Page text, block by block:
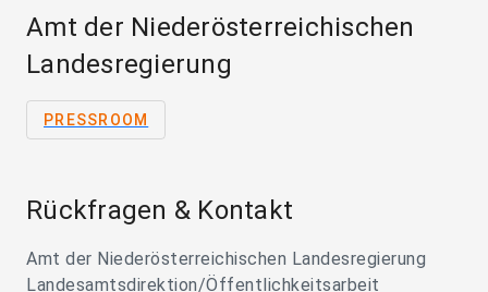
Amt der Niederösterreichischen
Landesregierung
PRESSROOM
Rückfragen & Kontakt
Amt der Niederösterreichischen Landesregierung
Landesamtsdirektion/Öffentlichkeitsarbeit